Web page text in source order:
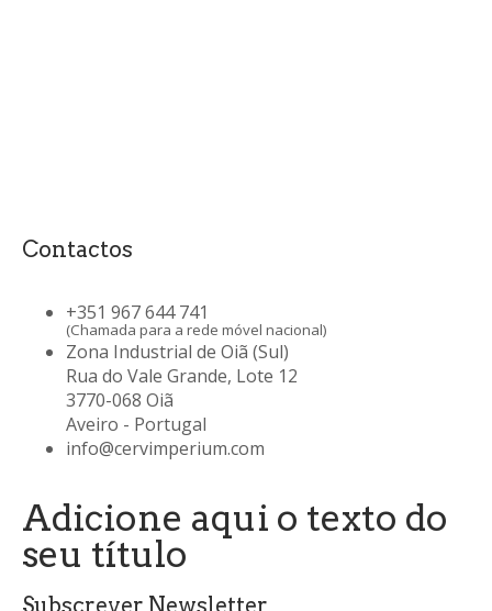
Contactos
+351 967 644 741
(Chamada para a rede móvel nacional)
Zona Industrial de Oiã (Sul)
Rua do Vale Grande, Lote 12
3770-068 Oiã
Aveiro - Portugal
info@cervimperium.com
Adicione aqui o texto do
seu título
Subscrever Newsletter